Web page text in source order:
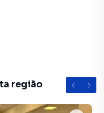
de
regiões de Guarulhos.
para encontrar o
região